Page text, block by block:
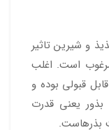
و شیرین تاثیر
است. اغلب
قبولی بوده و
بذور یعنی قدرت
بذرهاست.